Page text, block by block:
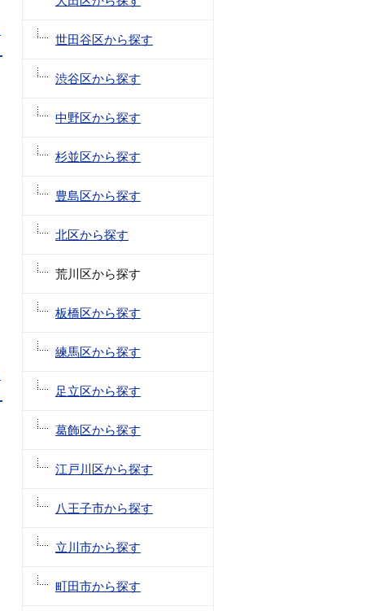
世田谷区から探す
渋谷区から探す
中野区から探す
杉並区から探す
豊島区から探す
北区から探す
荒川区から探す
板橋区から探す
練馬区から探す
足立区から探す
葛飾区から探す
江戸川区から探す
八王子市から探す
立川市から探す
町田市から探す